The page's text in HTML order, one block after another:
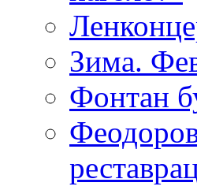
Зима.
Фонтан